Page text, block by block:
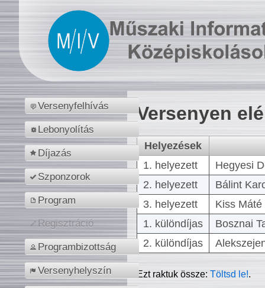
Versenyfelhívás
Lebonyolítás
Díjazás
Szponzorok
Program
Regisztráció
Programbizottság
Versenyhelyszín
Versenyen
Helyezések
1. helyezett
Hegyesi
2. helyezett
Bálint
3. helyezett
Kiss
1. különdíjas
Bosznai
2. különdíjas
Ezt raktuk össze:Töltsd le!.